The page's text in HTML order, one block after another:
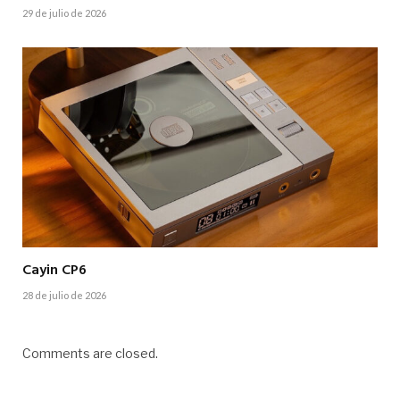
29 de julio de 2026
Cayin CP6
28 de julio de 2026
Comments are closed.